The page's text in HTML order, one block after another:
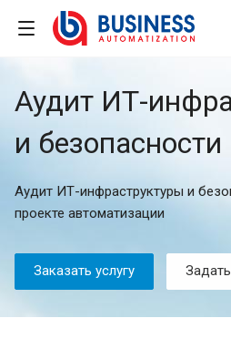
Аудит ИТ-
и безопасности
Аудит ИТ-инфраструктуры и
проекте автоматизации
Заказать услугу